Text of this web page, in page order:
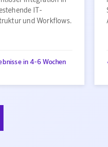
IT-
und Workflows.
in 4-6 Wochen